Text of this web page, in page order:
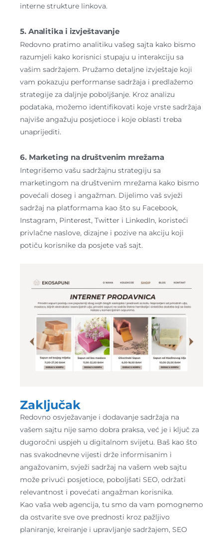
interne strukture linkova.
5. Analitika i izvještavanje
Redovno pratimo analitiku vašeg sajta kako bismo
razumjeli kako korisnici stupaju u interakciju sa
vašim sadržajem. Pružamo detaljne izvještaje koji
vam pokazuju performanse sadržaja i predlažemo
strategije za daljnje poboljšanje. Kroz analizu
podataka, možemo identifikovati koje vrste sadržaja
najviše angažuju posjetioce i koje oblasti treba
unaprijediti.
6. Marketing na društvenim mrežama
Integrišemo vašu sadržajnu strategiju sa
marketingom na društvenim mrežama kako bismo
povećali doseg i angažman. Dijelimo vaš svježi
sadržaj na platformama kao što su Facebook,
Instagram, Pinterest, Twitter i LinkedIn, koristeći
privlačne naslove, dizajne i pozive na akciju koji
potiču korisnike da posjete vaš sajt.
Zaključak
Redovno osvježavanje i dodavanje sadržaja na
vašem sajtu nije samo dobra praksa, već je i ključ za
dugoročni uspjeh u digitalnom svijetu. Baš kao što
nas svakodnevne vijesti drže informisanim i
angažovanim, svježi sadržaj na vašem web sajtu
može privući posjetioce, poboljšati SEO, održati
relevantnost i povećati angažman korisnika.
Kao vaša web agencija, tu smo da vam pomognemo
da ostvarite sve ove prednosti kroz pažljivo
planiranje, kreiranje i upravljanje sadržajem, SEO